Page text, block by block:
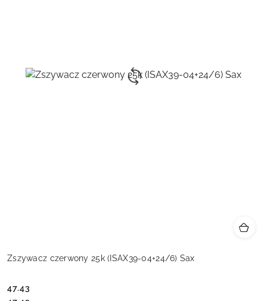
Zszywacz czerwony 25k (ISAX39-04+24/6) Sax
47.43